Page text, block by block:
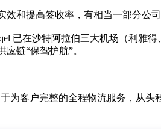
效和提高签收率，有相当一部分公
已在沙特阿拉伯三大机场（利雅
应链“保驾护航”。
为客户完整的全程物流服务，从